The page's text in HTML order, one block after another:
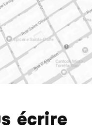
écrire